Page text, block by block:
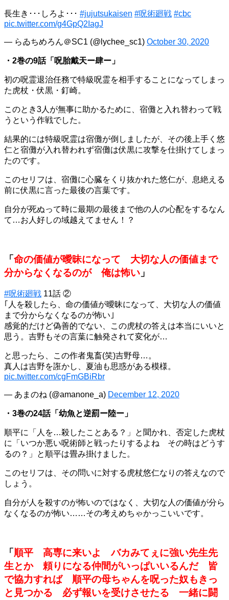
長生き･･･しろよ･･･ #jujutsukaisen #呪術廻戦 #cbc
pic.twitter.com/g4GpQ2IagJ
— らゐちめろん＠SC1 (@lychee_sc1) October 30, 2020
・2巻の9話「呪胎戴天ー肆ー」
初の呪霊退治任務で特級呪霊を相手することになってしまっ
た虎杖・伏黒・釘崎。
このとき3人が無事に助かるために、宿儺と入れ替わって戦
うという作戦でした。
結果的には特級呪霊は宿儺が倒しましたが、その後上手く悠
仁と宿儺が入れ替われず宿儺は伏黒に攻撃を仕掛けてしまっ
たのです。
このセリフは、宿儺に心臓をくり抜かれた悠仁が、息絶える
前に伏黒に言った最後の言葉です。
自分が死ぬって時に最期の最後まで他の人の心配をするなん
て…お人好しの域越えてません！？
「命の価値が曖昧になって 大切な人の価値まで
分からなくなるのが 俺は怖い 」
#呪術廻戦 11話 ②
｢人を殺したら、命の価値が曖昧になって、大切な人の価値
まで分からなくなるのが怖い｣
感覚的だけど偽善的でない、この虎杖の答えは本当にいいと
思う。吉野もその言葉に触発されて変化が…
と思ったら、この作者鬼畜(笑)吉野母…。
真人は吉野を誑かし、夏油も思惑がある模様。
pic.twitter.com/cgFmGBiRbr
— あまのね (@amanone_a) December 12, 2020
・3巻の24話「幼魚と逆罰ー陸ー」
順平に「人を…殺したことある？」と聞かれ、否定した虎杖
に「いつか悪い呪術師と戦ったりするよね その時はどうす
るの？」と順平は畳み掛けました。
このセリフは、その問いに対する虎杖悠仁なりの答えなので
しょう。
自分が人を殺すのが怖いのではなく、大切な人の価値が分ら
なくなるのが怖い……その考えめちゃかっこいいです。
「 順平 高専に来いよ バカみてぇに強い先生先
生とか 頼りになる仲間がいっぱいいるんだ 皆
で協力すれば 順平の母ちゃんを呪った奴もきっ
と見つかる 必ず報いを受けさせたる 一緒に闘